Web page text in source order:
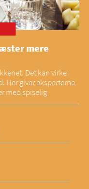
mere
Det kan virke
Her giver eksperterne
med spiselig